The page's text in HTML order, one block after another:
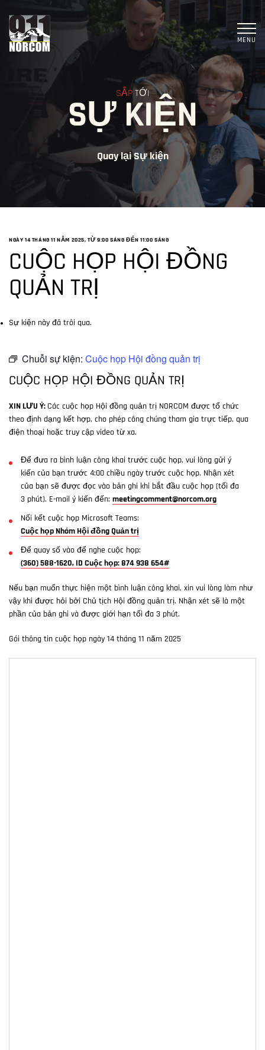
MENU
SẮPTỚI
SỰ KIỆN
Quay lại Sự kiện
NGÀY 14 THÁNG 11 NĂM 2025, TỪ 9:00 SÁNG ĐẾN11:00 SÁNG
CUỘC HỌP HỘI ĐỒNG
QUẢN TRỊ
Sự kiện này đã trôi qua.
Chuỗi sự kiện: Cuộc họp Hội đồng quản trị
CUỘC HỌP HỘI ĐỒNG QUẢN TRỊ
XIN LƯU Ý: Các cuộc họp Hội đồng quản trị NORCOM được tổ chức
theo định dạng kết hợp, cho phép công chúng tham gia trực tiếp, qua
điện thoại hoặc truy cập video từ xa.
Để đưa ra bình luận công khai trước cuộc họp, vui lòng gửi ý
kiến của bạn trước 4:00 chiều ngày trước cuộc họp. Nhận xét
của bạn sẽ được đọc vào bản ghi khi bắt đầu cuộc họp (tối đa
3 phút). E-mail ý kiến đến: meetingcomment@norcom.org
Nối kết cuộc họp Microsoft Teams:
Cuộc họp Nhóm Hội đồng Quản trị
Để quay số vào để nghe cuộc họp:
(360) 588-1620, ID Cuộc họp: 874 938 654#
Nếu bạn muốn thực hiện một bình luận công khai, xin vui lòng làm như
vậy khi được hỏi bởi Chủ tịch Hội đồng quản trị. Nhận xét sẽ là một
phần của bản ghi và được giới hạn tối đa 3 phút.
Gói thông tin cuộc họp ngày 14 tháng 11 năm 2025